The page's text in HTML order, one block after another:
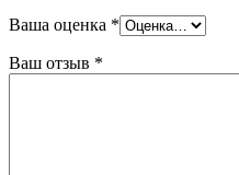
Ваша оценка *
Ваш отзыв *